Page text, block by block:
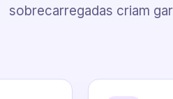
sobrecarregadas criam